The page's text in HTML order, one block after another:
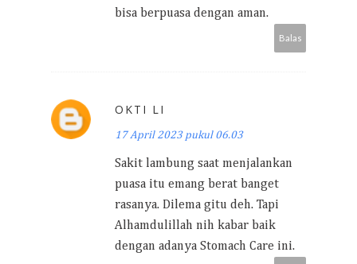
bisa berpuasa dengan aman.
Balas
OKTI LI
17 April 2023 pukul 06.03
Sakit lambung saat menjalankan
puasa itu emang berat banget
rasanya. Dilema gitu deh. Tapi
Alhamdulillah nih kabar baik
dengan adanya Stomach Care ini.